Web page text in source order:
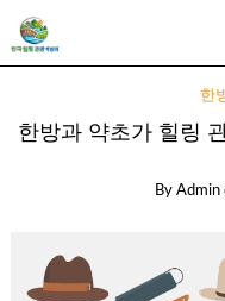
한
한방과 약초가 힐링
By Admin